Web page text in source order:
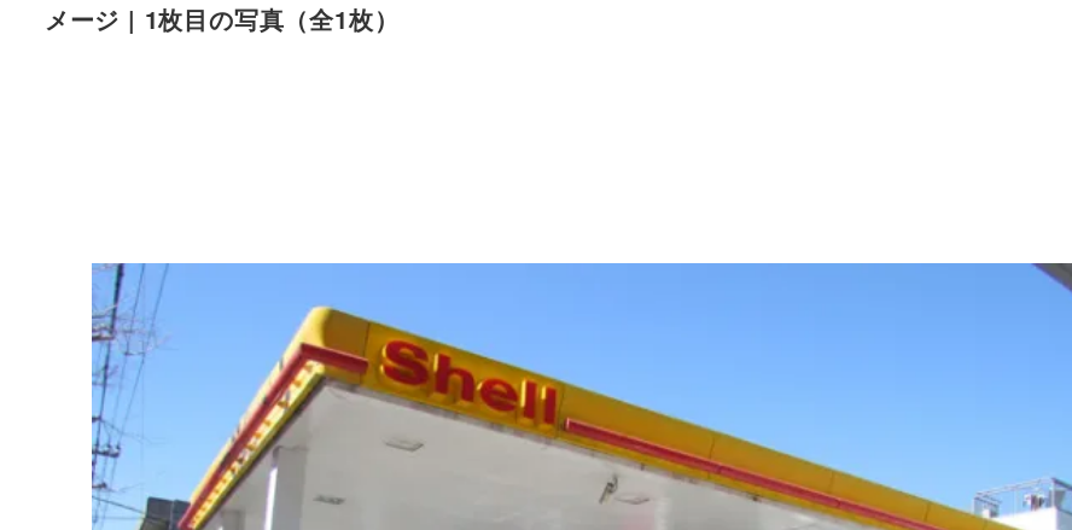
メージ | 1枚目の写真（全1枚）